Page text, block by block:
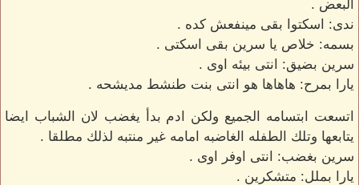
البعض .
ندى: اسكتوا بقى مينفعش كده .
بسمه: خلاص يا سرين بقى اسكتى .
سرين بضيق: انتى بيئه اوى .
يارا بمرح: هاهاها هو انتى بنت طنشط مديشحه .
اتسعت ابتسامه الجميع ولكن ادم بدأ يغضب لان الشباب ايضا
يتابعها وتلك الطفله الغاضبه امامه غير منتبه لذلك مطلقا .
سرين بغضب: انتى اوفر اوى .
يارا بملل: متشكرين .